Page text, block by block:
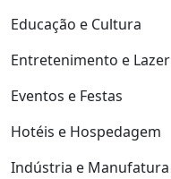
Educação e Cultura
Entretenimento e Lazer
Eventos e Festas
Hotéis e Hospedagem
Indústria e Manufatura